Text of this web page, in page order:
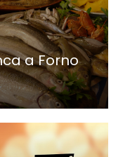
a Forno